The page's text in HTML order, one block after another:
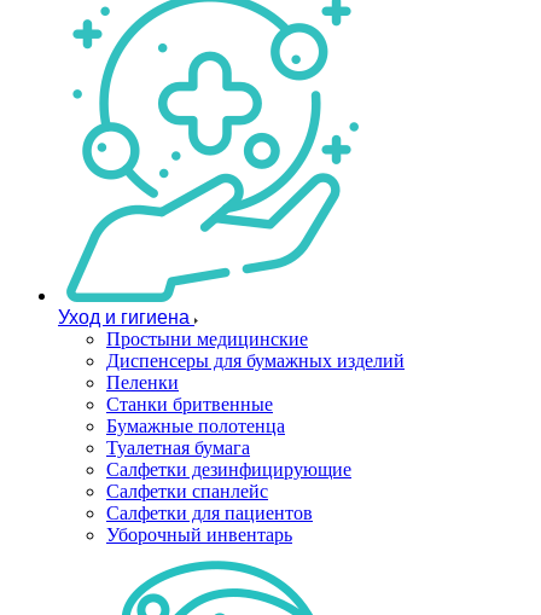
Уход и гигиена
Простыни медицинские
Диспенсеры для бумажных изделий
Пеленки
Станки бритвенные
Бумажные полотенца
Туалетная бумага
Салфетки дезинфицирующие
Салфетки спанлейс
Салфетки для пациентов
Уборочный инвентарь